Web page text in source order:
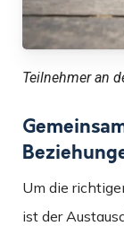
Teilnehmer an
Um die
ist der